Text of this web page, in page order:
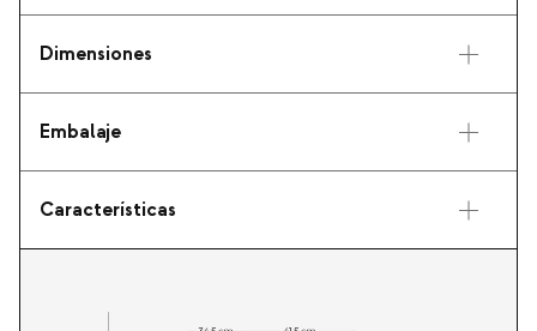
Dimensiones
Embalaje
Características